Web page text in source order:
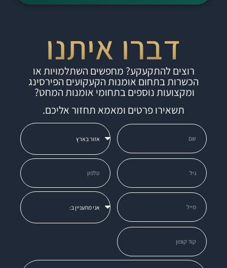
דברו איתנו
רוצים להתקעקע? מחפשים השתלמויות או
הכשרות בתחום אומנות הקעקועים הפירסינג
ומקצועות נוספים בתחומי אומנות המחט?
תשאירו פרטים ומאמא תחזור אליכם.